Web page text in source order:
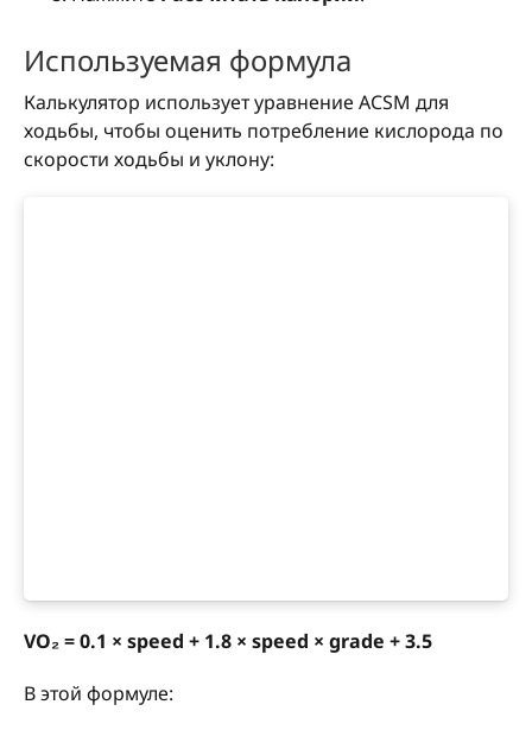
Используемая формула
Калькулятор использует уравнение ACSM для
ходьбы, чтобы оценить потребление кислорода по
скорости ходьбы и уклону:
VO₂ = 0.1 × speed + 1.8 × speed × grade + 3.5
В этой формуле: